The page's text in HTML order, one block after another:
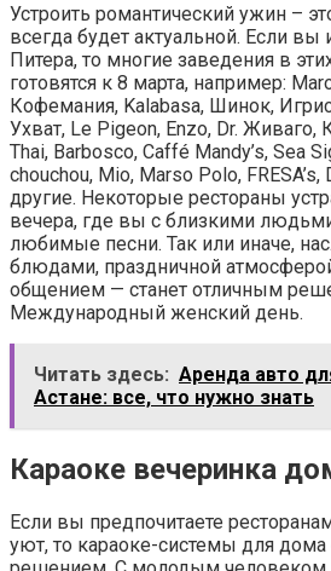
Устроить романтический ужин –
всегда будет актуальной. Если
Питера, то многие заведения в
готовятся к 8 марта, например:
Кофемания, Kalabasa, Шинок,
Ухват, Le Pigeon, Enzo, Dr.
Thai, Barbosco, Caffé Mandy’s, Sea
chouchou, Mio, Marso Polo,
другие. Некоторые рестораны
вечера, где вы с близкими
любимые песни. Так или иначе,
блюдами, праздничной
общением — станет отличным
Международный женский день.
Читать здесь: Аренда авто
Астане: все, что нужно знать
Караоке вечеринка
Если вы предпочитаете
уют, то караоке-системы для дома